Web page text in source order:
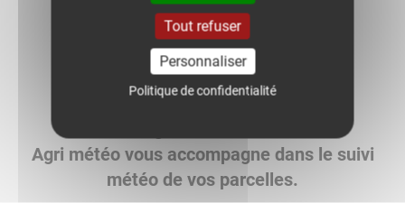
Voir la météo heure par heure
Agri météo vous accompagne dans le suivi
météo de vos parcelles.
Tout refuser
Personnaliser
Politique de confidentialité